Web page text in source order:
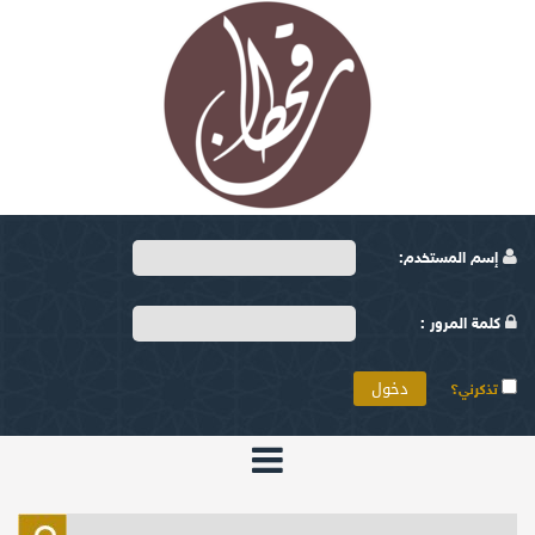
إسم المستخدم:
كلمة المرور :
تذكرني؟